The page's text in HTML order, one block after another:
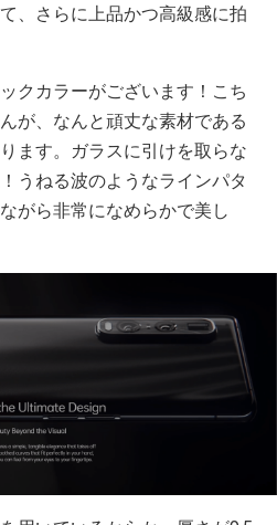
、さらに上品かつ高級感に拍
クカラーがございます！こち
が、なんと頑丈な素材である
ます。ガラスに引けを取らな
うねる波のようなラインパタ
がら非常になめらかで美し